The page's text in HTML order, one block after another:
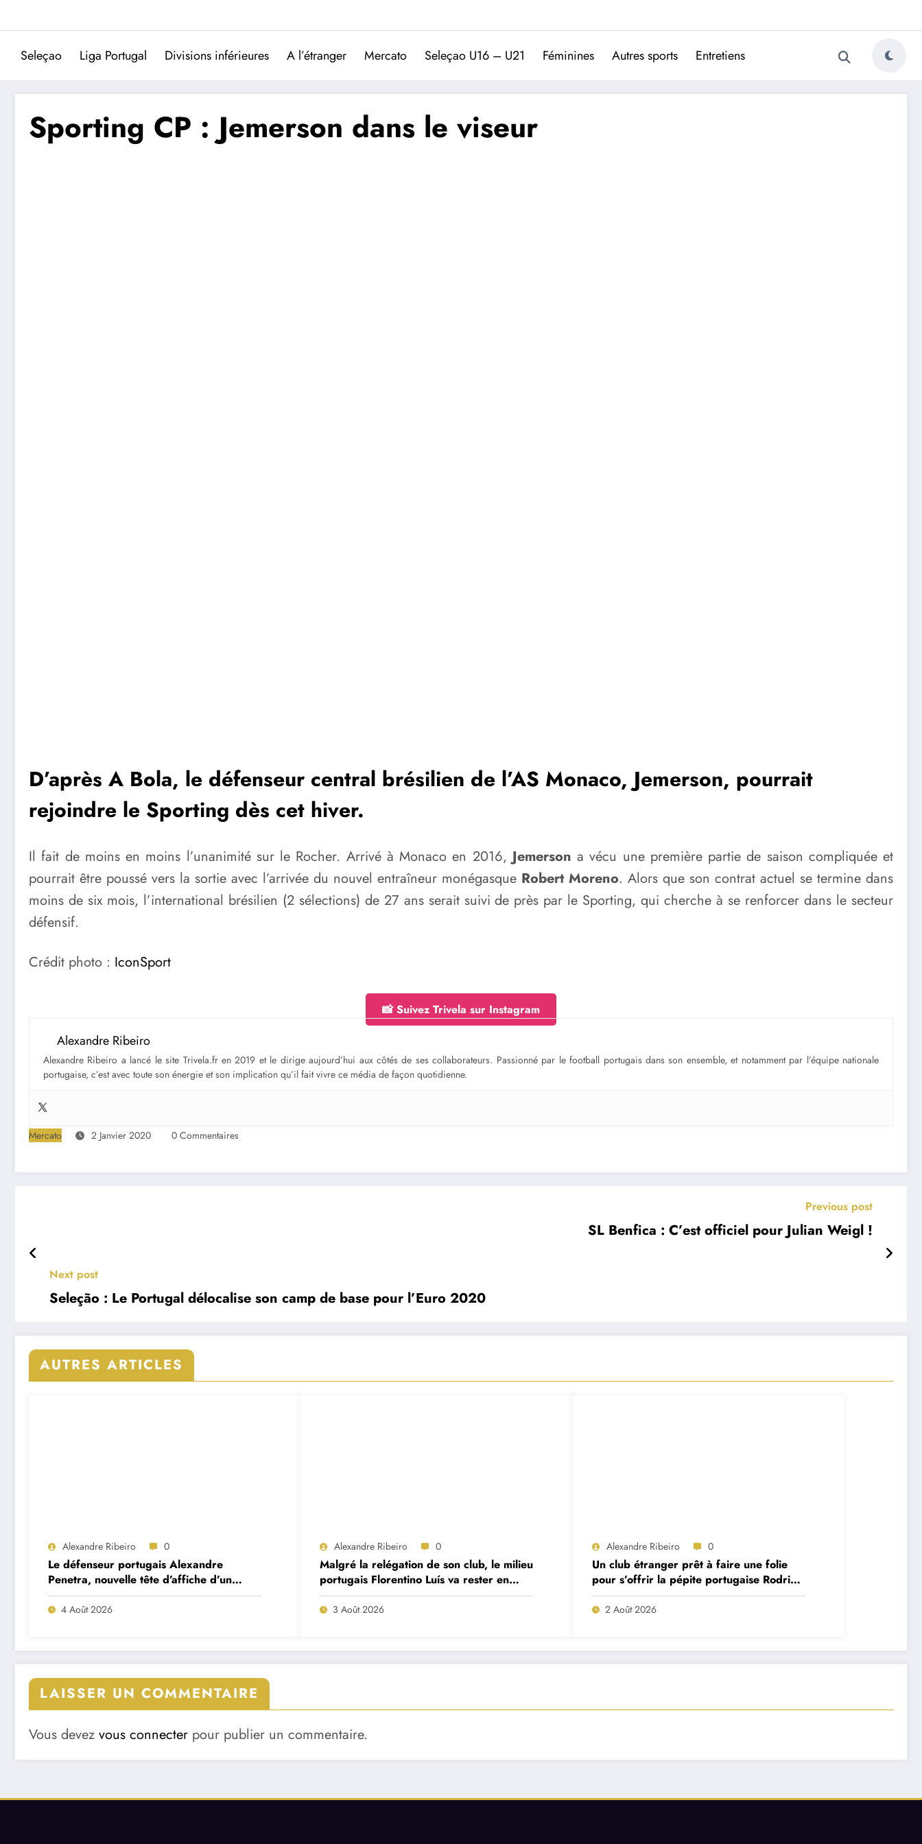
Trivela
L'actualité du football portugais
Seleçao Liga Portugal Divisions inférieures A l’étranger Mercato Seleçao U16 – U21 Féminines Autres sports Entretiens
Sporting CP : Jemerson dans le viseur
D’après A Bola, le défenseur central brésilien de l’AS Monaco, Jemerson, pourrait
rejoindre le Sporting dès cet hiver.
Il fait de moins en moins l’unanimité sur le Rocher. Arrivé à Monaco en 2016,Jemerson a vécu une première partie de saison compliquée et
pourrait être poussé vers la sortie avec l’arrivée du nouvel entraîneur monégasque Robert Moreno. Alors que son contrat actuel se termine dans
moins de six mois, l’international brésilien (2 sélections) de 27 ans serait suivi de près par le Sporting, qui cherche à se renforcer dans le secteur
défensif.
Crédit photo : IconSport
📸 Suivez Trivela sur Instagram
Alexandre Ribeiro
Alexandre Ribeiro a lancé le site Trivela.fr en 2019 et le dirige aujourd’hui aux côtés de ses collaborateurs. Passionné par le football portugais dans son ensemble, et notamment par l’équipe nationale
portugaise, c’est avec toute son énergie et son implication qu’il fait vivre ce média de façon quotidienne.
Mercato 2 Janvier 2020 0 Commentaires
Previous post
SL Benfica : C’est officiel pour Julian Weigl !
Next post
Seleção : Le Portugal délocalise son camp de base pour l’Euro 2020
AUTRES ARTICLES
Alexandre Ribeiro 0
Le défenseur portugais Alexandre
Penetra, nouvelle tête d’affiche d’un
projet très ambitieux
4 Août 2026
Alexandre Ribeiro 0
Malgré la relégation de son club, le milieu
portugais Florentino Luís va rester en
Premier League
3 Août 2026
Alexandre Ribeiro 0
Un club étranger prêt à faire une folie
pour s’offrir la pépite portugaise Rodrigo
Mora ?
2 Août 2026
LAISSER UN COMMENTAIRE
Vous devez vous connecter pour publier un commentaire.